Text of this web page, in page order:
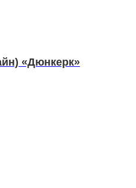
«Дюнкерк»